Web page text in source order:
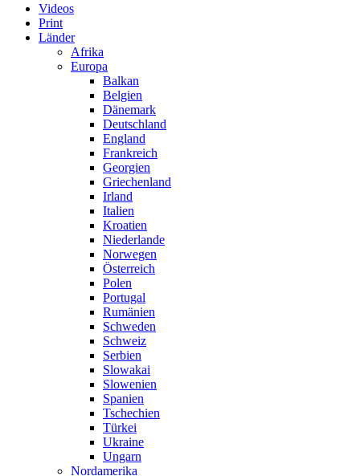
Videos
Print
Länder
Afrika
Europa
Balkan
Belgien
Dänemark
Deutschland
England
Frankreich
Georgien
Griechenland
Irland
Italien
Kroatien
Niederlande
Norwegen
Österreich
Polen
Portugal
Rumänien
Schweden
Schweiz
Serbien
Slowakai
Slowenien
Spanien
Tschechien
Türkei
Ukraine
Ungarn
Nordamerika